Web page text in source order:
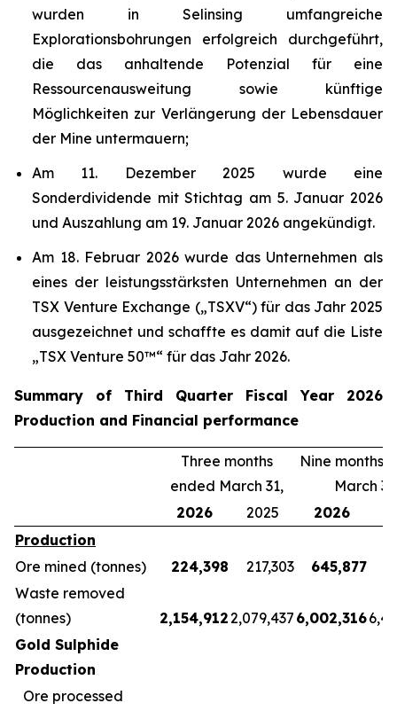
wurden in Selinsing umfangreiche
Explorationsbohrungen erfolgreich durchgeführt,
die das anhaltende Potenzial für eine
Ressourcenausweitung sowie künftige
Möglichkeiten zur Verlängerung der Lebensdauer
der Mine untermauern;
Am 11. Dezember 2025 wurde eine
Sonderdividende mit Stichtag am 5. Januar 2026
und Auszahlung am 19. Januar 2026 angekündigt.
Am 18. Februar 2026 wurde das Unternehmen als
eines der leistungsstärksten Unternehmen an der
TSX Venture Exchange („TSXV“) für das Jahr 2025
ausgezeichnet und schaffte es damit auf die Liste
„TSX Venture 50™“ für das Jahr 2026.
Summary of Third Quarter Fiscal Year 2026
Production and Financial performance
Three months
ended March 31,
Nine months
March
2026
2025 2026
Production
Ore mined (tonnes)
224,398 217,303 645,877
Waste removed
(tonnes)
2,154,9122,079,437 6,002,316
Gold Sulphide
Production
Ore processed